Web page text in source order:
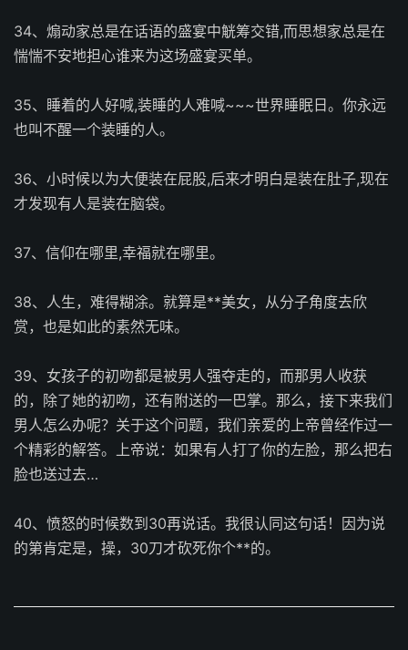
34、煽动家总是在话语的盛宴中觥筹交错,而思想家总是在
惴惴不安地担心谁来为这场盛宴买单。
35、睡着的人好喊,装睡的人难喊~~~世界睡眠日。你永远
也叫不醒一个装睡的人。
36、小时候以为大便装在屁股,后来才明白是装在肚子,现在
才发现有人是装在脑袋。
37、信仰在哪里,幸福就在哪里。
38、人生，难得糊涂。就算是**美女，从分子角度去欣
赏，也是如此的素然无味。
39、女孩子的初吻都是被男人强夺走的，而那男人收获
的，除了她的初吻，还有附送的一巴掌。那么，接下来我们
男人怎么办呢？关于这个问题，我们亲爱的上帝曾经作过一
个精彩的解答。上帝说：如果有人打了你的左脸，那么把右
脸也送过去…
40、愤怒的时候数到30再说话。我很认同这句话！因为说
的第肯定是，操，30刀才砍死你个**的。